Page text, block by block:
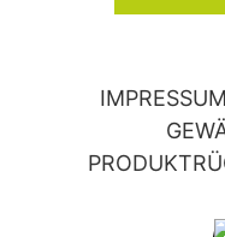
IMPRESSUM